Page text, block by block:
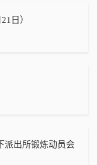
日）
派出所锻炼动员会